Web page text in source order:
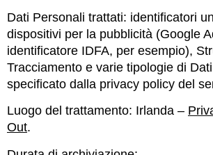
Dati Personali trattati: identificatori
dispositivi per la pubblicità (Google
identificatore IDFA, per esempio),
Tracciamento e varie tipologie di
specificato dalla privacy policy del
Luogo del trattamento: Irlanda –
Out.